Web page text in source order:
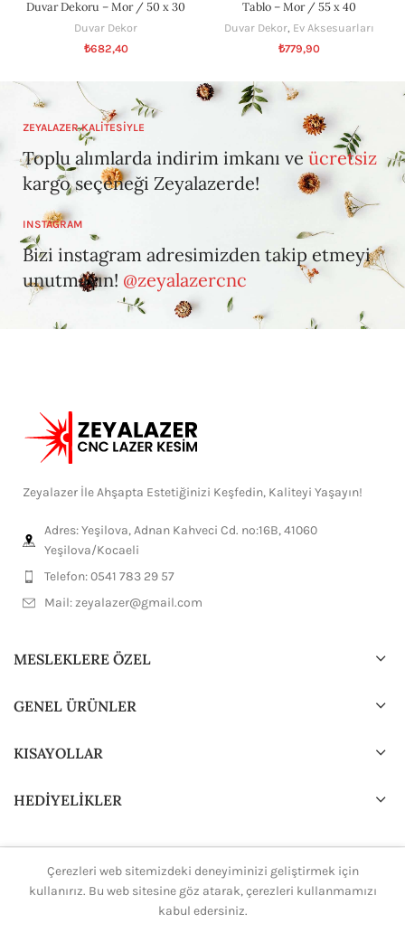
Duvar Dekoru – Mor / 50 x 30
Duvar Dekor
₺682,40
Tablo – Mor / 55 x 40
Duvar Dekor Ev Aksesuarları
₺779,90
ZEYALAZER KALİTESİYLE
Toplu alımlarda indirim imkanı veücretsiz
kargo seçeneği Zeyalazerde!
INSTAGRAM
Bizi instagram adresimizden takip etmeyi
unutmayın! @zeyalazercnc
Zeyalazer İle Ahşapta Estetiğinizi Keşfedin, Kaliteyi Yaşayın!
Adres: Yeşilova, Adnan Kahveci Cd. no:16B, 41060
Yeşilova/Kocaeli
Telefon: 0541 783 29 57
Mail:zeyalazer@gmail.com
MESLEKLERE ÖZEL
GENEL ÜRÜNLER
KISAYOLLAR
HEDİYELİKLER
2024 Tasarım ve DizaynH.Ali.KTüm hakları saklıdır.
Çerezleri web sitemizdeki deneyiminizi geliştirmek için
kullanırız. Bu web sitesine göz atarak, çerezleri kullanmamızı
kabul edersiniz.